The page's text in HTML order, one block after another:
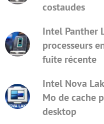
costaudes
Intel Panther
processeurs
fuite récente
Intel Nova
Mo de cache
desktop